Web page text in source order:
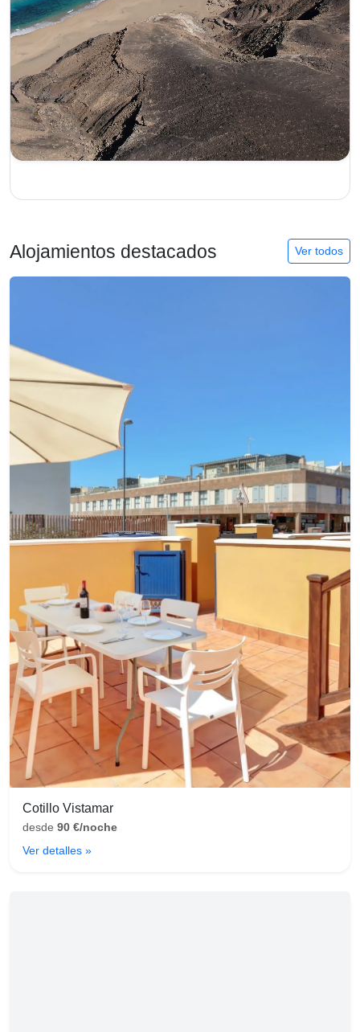
Alojamientos destacados Ver todos
Cotillo Vistamar
desde 90 €/noche
Ver detalles »